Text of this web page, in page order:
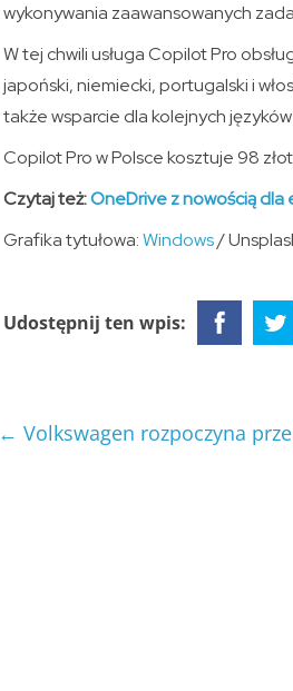
wykonywania zaawansowanych
W tej chwili usługa Copilot Pro
japoński, niemiecki, portugalski i
także wsparcie dla kolejnych
Copilot Pro w Polsce kosztuje 98
Czytaj też:OneDrive z nowością
Grafika tytułowa:Windows/
Udostępnij ten wpis:
← Volkswagen rozpoczyna